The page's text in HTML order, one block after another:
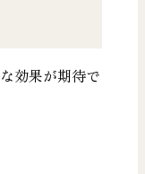
効果が期待で